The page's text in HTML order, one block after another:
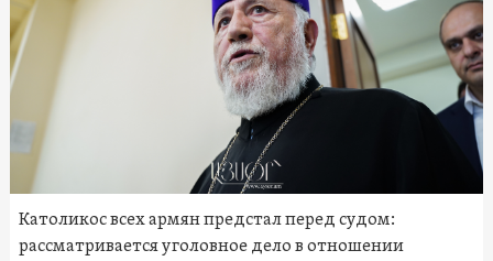
Католикос всех армян предстал перед судом:
рассматривается уголовное дело в отношении